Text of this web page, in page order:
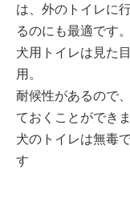
は、外のトイレに
るのにも最適です。
犬用トイレは見た
用。
耐候性があるので
ておくことができま
犬のトイレは無毒
す